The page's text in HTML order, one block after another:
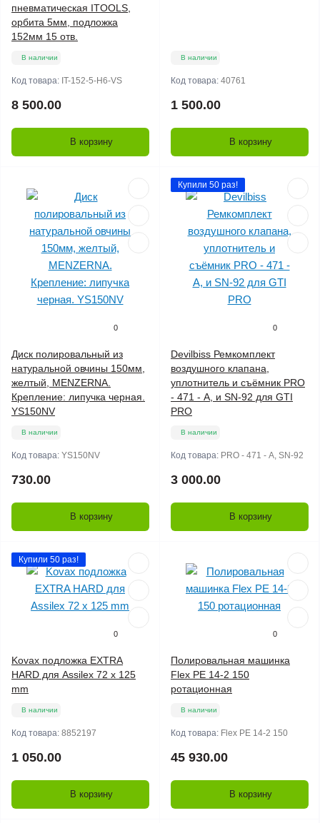
пневматическая ITOOLS,
орбита 5мм, подложка
152мм 15 отв.
В наличии
Код товара: IT-152-5-H6-VS
8 500.00
В корзину
В наличии
Код товара: 40761
1 500.00
В корзину
0
Диск полировальный из
натуральной овчины 150мм,
желтый, MENZERNA.
Крепление: липучка черная.
YS150NV
В наличии
Код товара: YS150NV
730.00
В корзину
Купили 50 раз!
0
Devilbiss Ремкомплект
воздушного клапана,
уплотнитель и съёмник PRO
- 471 - А, и SN-92 для GTI
PRO
В наличии
Код товара: PRO - 471 - А, SN-92
3 000.00
В корзину
Купили 50 раз!
0
Kovax подложка EXTRA
HARD для Assilex 72 x 125
mm
В наличии
Код товара: 8852197
1 050.00
В корзину
0
Полировальная машинка
Flex PE 14-2 150
ротационная
В наличии
Код товара: Flex PE 14-2 150
45 930.00
В корзину